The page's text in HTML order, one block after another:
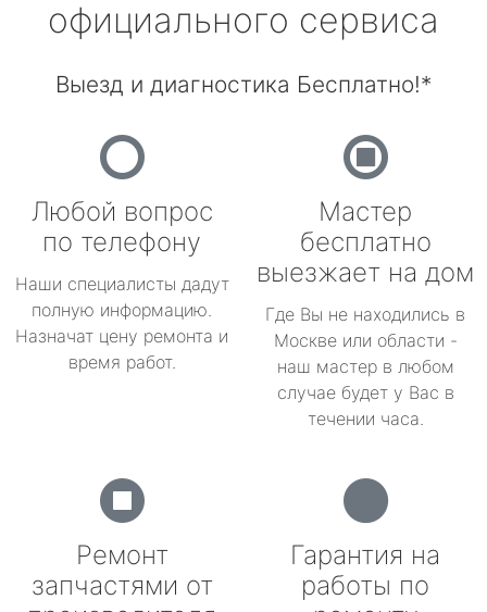
официального сервиса
Выезд и диагностика Бесплатно!*
Любой вопрос
по телефону
Наши специалисты дадут
полную информацию.
Назначат цену ремонта и
время работ.
Мастер
бесплатно
выезжает на дом
Где Вы не находились в
Москве или области -
наш мастер в любом
случае будет у Вас в
течении часа.
Ремонт
запчастями от
Гарантия на
работы по